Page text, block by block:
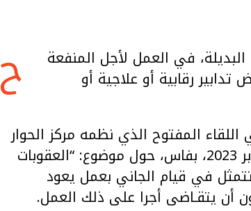
ح في العمل لأجل المنفعة
رقابية أو علاجية أو
المفتوح الذي نظمه مركز الحوار
العمومي والدراسات المعاصرة، يوم أمس الجمعة 27 أكتوبر 2023، بفاس، حول موضوع: “العقوبات
في قيام الجاني بعمل يعود
أن يتقـاضى أجرا على ذلك العمل.